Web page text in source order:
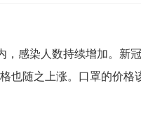
感染人数持续增加。新
也随之上涨。口罩的价格